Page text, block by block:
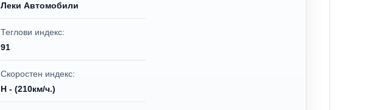
Леки Автомобили
Теглови индекс:
91
Скоростен индекс:
H - (210км/ч.)